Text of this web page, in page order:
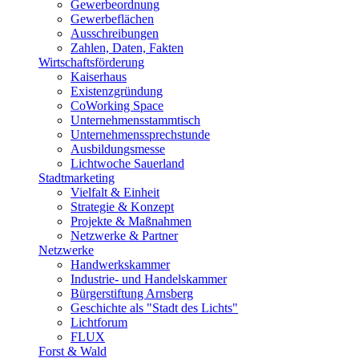
Gewerbeordnung
Gewerbeflächen
Ausschreibungen
Zahlen, Daten, Fakten
Wirtschaftsförderung
Kaiserhaus
Existenzgründung
CoWorking Space
Unternehmensstammtisch
Unternehmenssprechstunde
Ausbildungsmesse
Lichtwoche Sauerland
Stadtmarketing
Vielfalt & Einheit
Strategie & Konzept
Projekte & Maßnahmen
Netzwerke & Partner
Netzwerke
Handwerkskammer
Industrie- und Handelskammer
Bürgerstiftung Arnsberg
Geschichte als "Stadt des Lichts"
Lichtforum
FLUX
Forst & Wald